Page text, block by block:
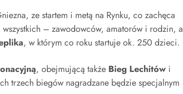
ze startem i metą na Rynku, co zachęca
– zawodowców, amatorów i rodzin, a
, w którym co roku startuje ok. 250 dzieci.
, obejmującą także Bieg Lechitów i
trzech biegów nagradzane będzie specjalnym